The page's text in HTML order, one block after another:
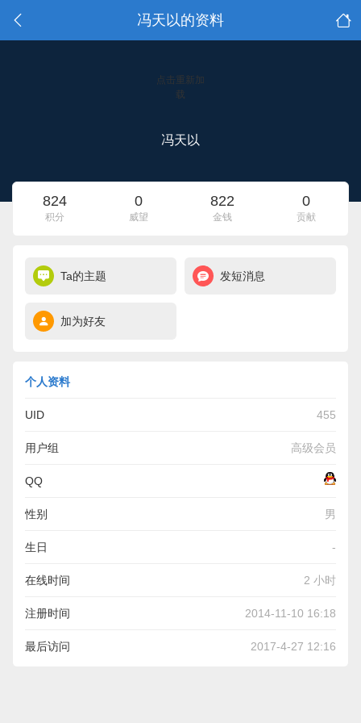
冯天以的资料
点击重新加
载
冯天以
824
积分
0
威望
822
金钱
0
贡献
Ta的主题 发短消息
加为好友
个人资料
UID 455
用户组 高级会员
QQ
性别 男
生日 -
在线时间 2 小时
注册时间 2014-11-10 16:18
最后访问 2017-4-27 12:16